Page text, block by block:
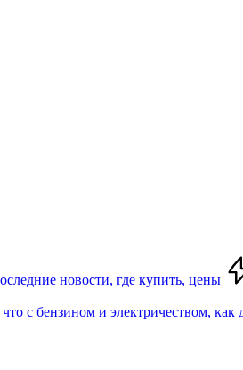
новости, где купить, цены
с бензином и электричеством, как